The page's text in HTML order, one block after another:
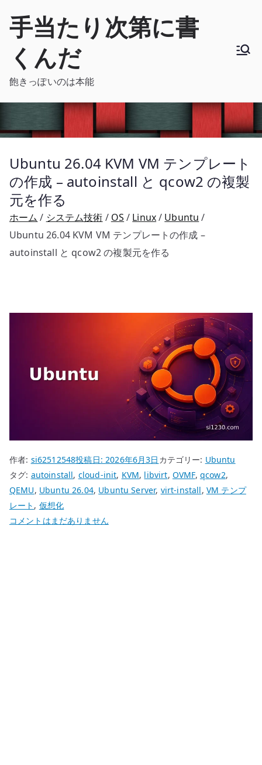
手当たり次第に書
くんだ
飽きっぽいのは本能
Ubuntu 26.04 KVM VM テンプレート
の作成 – autoinstall と qcow2 の複製
元を作る
ホーム システム技術 OS Linux
Ubuntu
Ubuntu 26.04 KVM VM テンプレートの作成 –
autoinstall と qcow2 の複製元を作る
作者: si62512548投稿日:2026年6月3日 カテゴリー: Ubuntu
タグ: autoinstall, cloud-init, KVM, libvirt, OVMF, qcow2,
QEMU, Ubuntu 26.04, Ubuntu Server, virt-install, VM テンプ
レート , 仮想化
Ubuntu
コメントはまだありません